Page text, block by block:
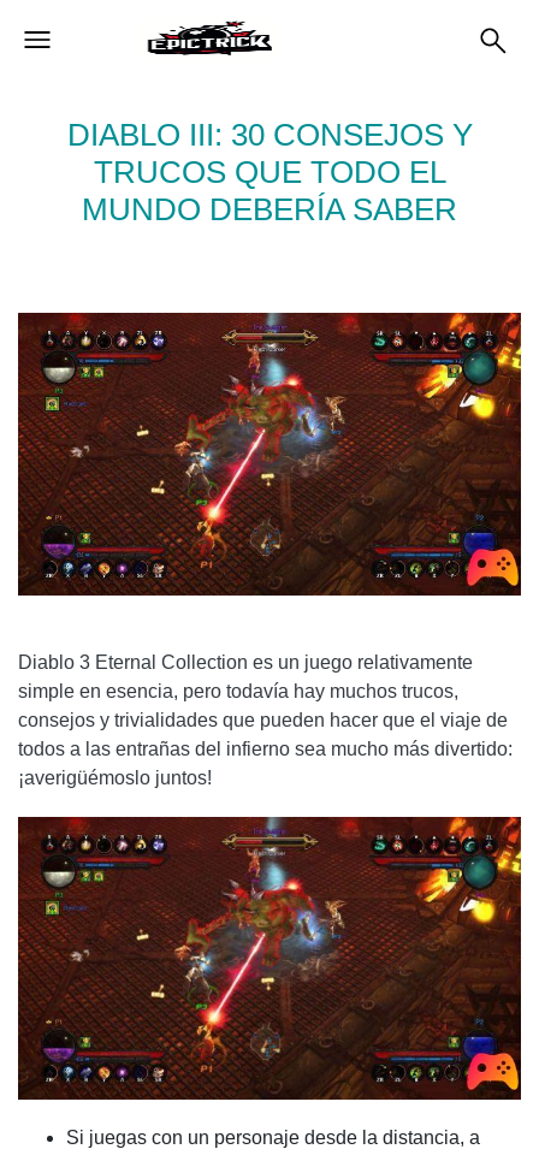
DIABLO III: 30 CONSEJOS Y
TRUCOS QUE TODO EL
MUNDO DEBERÍA SABER
Diablo 3 Eternal Collection es un juego relativamente
simple en esencia, pero todavía hay muchos trucos,
consejos y trivialidades que pueden hacer que el viaje de
todos a las entrañas del infierno sea mucho más divertido:
¡averigüémoslo juntos!
Si juegas con un personaje desde la distancia, a